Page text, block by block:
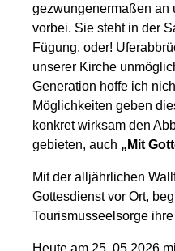
gezwungenermaßen an
vorbei. Sie steht in der
Fügung, oder!
unserer Kirche
Generation hoffe ich
Möglichkeiten geben
konkret wirksam den
gebieten, auch „Mit
Mit der alljährlichen
Gottesdienst vor Ort,
Tourismusseelsorge ihre
Heute am 25. 05.2026